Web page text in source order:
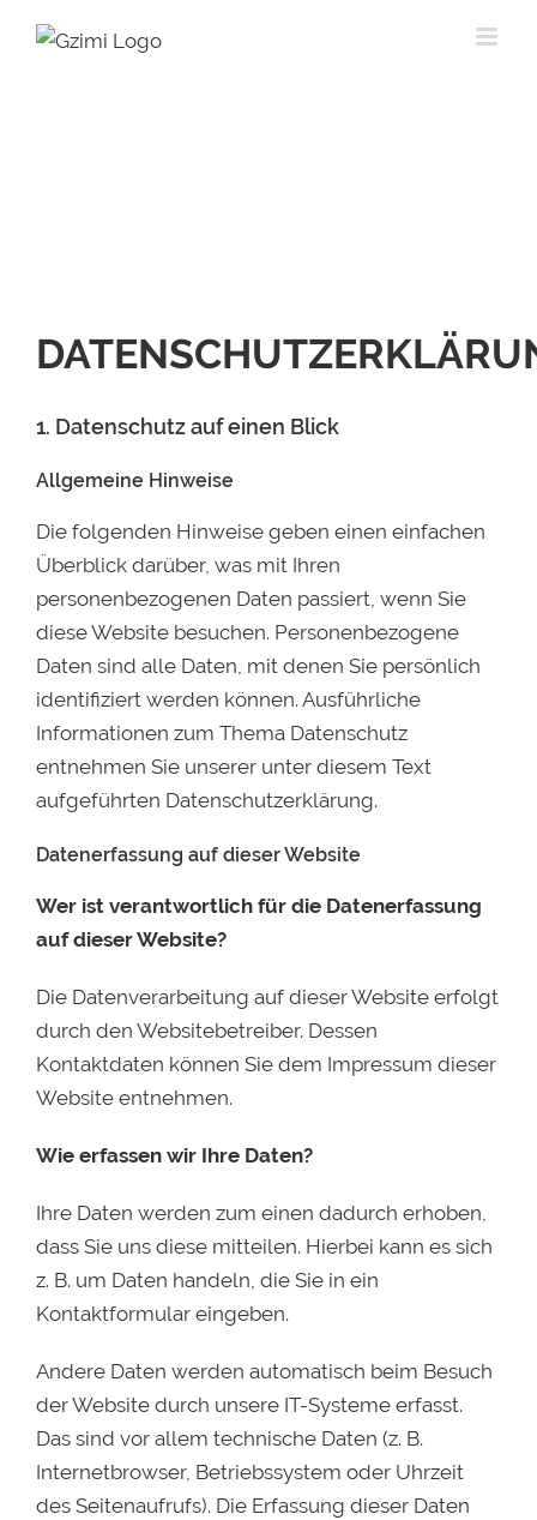
1. Datenschutz auf einen Blick
Allgemeine Hinweise
Die folgenden Hinweise geben einen einfachen
Überblick darüber, was mit Ihren
personenbezogenen Daten passiert, wenn Sie
diese Website besuchen. Personenbezogene
Daten sind alle Daten, mit denen Sie persönlich
identifiziert werden können. Ausführliche
Informationen zum Thema Datenschutz
entnehmen Sie unserer unter diesem Text
aufgeführten Datenschutzerklärung.
Datenerfassung auf dieser Website
Wer ist verantwortlich für die Datenerfassung
auf dieser Website?
Die Datenverarbeitung auf dieser Website erfolgt
durch den Websitebetreiber. Dessen
Kontaktdaten können Sie dem Impressum dieser
Website entnehmen.
Wie erfassen wir Ihre Daten?
Ihre Daten werden zum einen dadurch erhoben,
dass Sie uns diese mitteilen. Hierbei kann es sich
z. B. um Daten handeln, die Sie in ein
Kontaktformular eingeben.
Andere Daten werden automatisch beim Besuch
der Website durch unsere IT-Systeme erfasst.
Das sind vor allem technische Daten (z. B.
Internetbrowser, Betriebssystem oder Uhrzeit
des Seitenaufrufs). Die Erfassung dieser Daten